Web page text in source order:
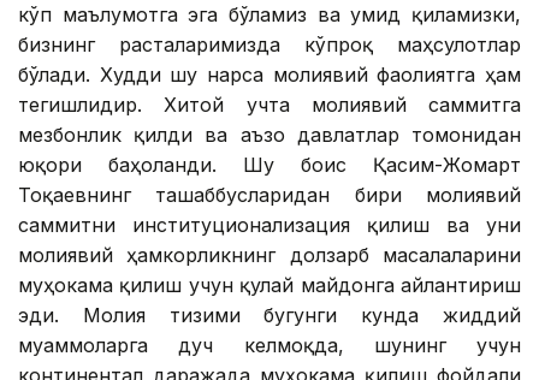
кўп маълумотга эга бўламиз ва умид қиламизки,
бизнинг расталаримизда кўпроқ маҳсулотлар
бўлади. Худди шу нарса молиявий фаолиятга ҳам
тегишлидир. Хитой учта молиявий саммитга
мезбонлик қилди ва аъзо давлатлар томонидан
юқори баҳоланди. Шу боис Қасим-Жомарт
Тоқаевнинг ташаббусларидан бири молиявий
саммитни институционализация қилиш ва уни
молиявий ҳамкорликнинг долзарб масалаларини
муҳокама қилиш учун қулай майдонга айлантириш
эди. Молия тизими бугунги кунда жиддий
муаммоларга дуч келмоқда, шунинг учун